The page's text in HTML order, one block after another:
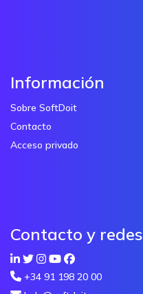
Información
Sobre SoftDoit
Contacto
Acceso privado
Contacto y redes
+34 91 198 20 00